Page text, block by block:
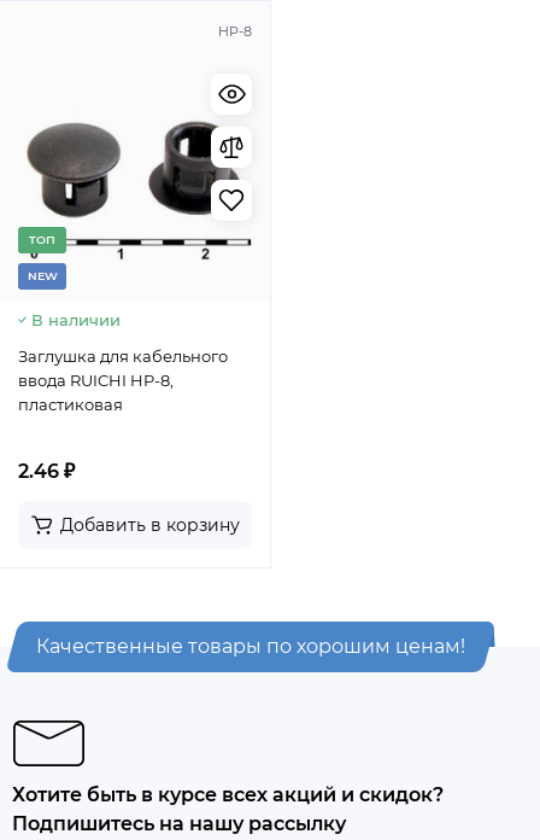
HP-8
TОП
NEW
В наличии
Заглушка для кабельного
ввода RUICHI HP-8,
пластиковая
2.46 ₽
Добавить в корзину
Качественные товары по хорошим ценам!
Хотите быть в курсе всех акций и скидок?
Подпишитесь на нашу рассылку